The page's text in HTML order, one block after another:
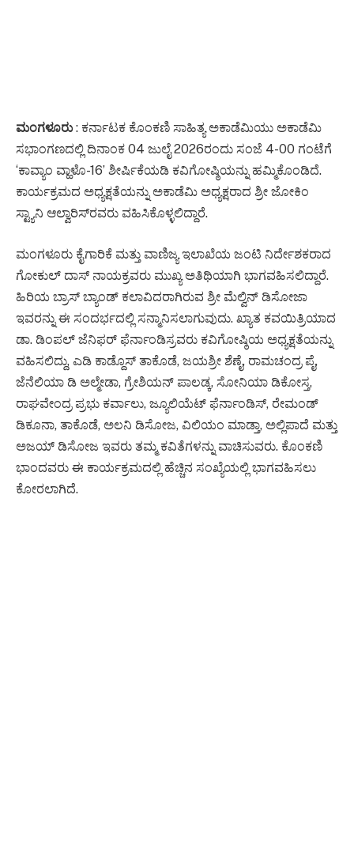
ಮಂಗಳೂರು: ಕರ್ನಾಟಕ ಕೊಂಕಣಿ ಸಾಹಿತ್ಯ ಅಕಾಡೆಮಿಯು ಅಕಾಡೆಮಿ
ಸಭಾಂಗಣದಲ್ಲಿ ದಿನಾಂಕ 04 ಜುಲೈ 2026ರಂದು ಸಂಜೆ 4-00 ಗಂಟೆಗೆ
‘ಕಾವ್ಯಾಂ ವ್ಹಾಳೊ-16’ ಶೀರ್ಷಿಕೆಯಡಿ ಕವಿಗೋಷ್ಠಿಯನ್ನು ಹಮ್ಮಿಕೊಂಡಿದೆ.
ಕಾರ್ಯಕ್ರಮದ ಅಧ್ಯಕ್ಷತೆಯನ್ನು ಅಕಾಡೆಮಿ ಅಧ್ಯಕ್ಷರಾದ ಶ್ರೀ ಜೋಕಿಂ
ಸ್ಟ್ಯಾನಿ ಆಲ್ವಾರಿಸ್‌ರವರು ವಹಿಸಿಕೊಳ್ಳಲಿದ್ದಾರೆ.
ಮಂಗಳೂರು ಕೈಗಾರಿಕೆ ಮತ್ತು ವಾಣಿಜ್ಯ ಇಲಾಖೆಯ ಜಂಟಿ ನಿರ್ದೇಶಕರಾದ
ಗೋಕುಲ್ ದಾಸ್ ನಾಯಕ್ರವರು ಮುಖ್ಯ ಅತಿಥಿಯಾಗಿ ಭಾಗವಹಿಸಲಿದ್ದಾರೆ.
ಹಿರಿಯ ಬ್ರಾಸ್ ಬ್ಯಾಂಡ್ ಕಲಾವಿದರಾಗಿರುವ ಶ್ರೀ ಮೆಲ್ವಿನ್ ಡಿಸೋಜಾ
ಇವರನ್ನು ಈ ಸಂದರ್ಭದಲ್ಲಿ ಸನ್ಮಾನಿಸಲಾಗುವುದು. ಖ್ಯಾತ ಕವಯಿತ್ರಿಯಾದ
ಡಾ. ಡಿಂಪಲ್ ಜೆನಿಫರ್ ಫೆರ್ನಾಂಡಿಸ್ರವರು ಕವಿಗೋಷ್ಠಿಯ ಅಧ್ಯಕ್ಷತೆಯನ್ನು
ವಹಿಸಲಿದ್ದು, ಎಡಿ ಕಾಡ್ದೊಸ್ ತಾಕೊಡೆ, ಜಯಶ್ರೀ ಶೆಣೈ, ರಾಮಚಂದ್ರ ಪೈ,
ಜೆನೆಲಿಯಾ ಡಿ ಅಲ್ಮೇಡಾ, ಗ್ರೇಶಿಯನ್‌ ಪಾಲಡ್ಕ, ಸೋನಿಯಾ ಡಿಕೋಸ್ತ,
ರಾಘವೇಂದ್ರ ಪ್ರಭು ಕರ್ವಾಲು, ಜ್ಯೂಲಿಯೆಟ್ ಫೆರ್ನಾಂಡಿಸ್, ರೇಮಂಡ್‌
ಡಿಕೂನಾ, ತಾಕೊಡೆ, ಅಲನಿ ಡಿಸೋಜ, ವಿಲಿಯಂ ಮಾಡ್ತಾ, ಅಲ್ಲಿಪಾದೆ ಮತ್ತು
ಅಜಯ್ ಡಿಸೋಜ ಇವರು ತಮ್ಮ ಕವಿತೆಗಳನ್ನು ವಾಚಿಸುವರು. ಕೊಂಕಣಿ
ಭಾಂದವರು ಈ ಕಾರ್ಯಕ್ರಮದಲ್ಲಿ ಹೆಚ್ಚಿನ ಸಂಖ್ಯೆಯಲ್ಲಿ ಭಾಗವಹಿಸಲು
ಕೋರಲಾಗಿದೆ.